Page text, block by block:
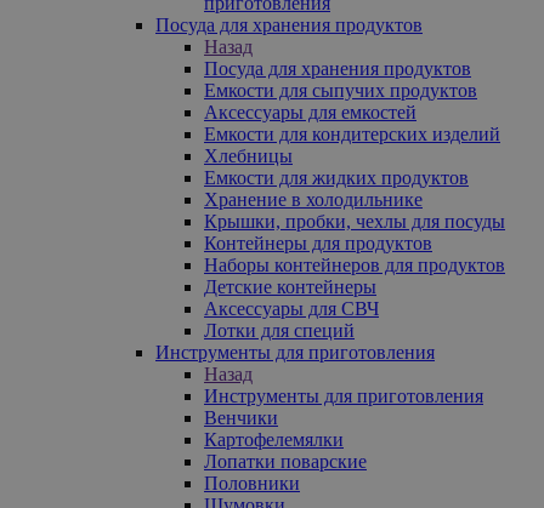
Посуда для хранения продуктов
Назад
Посуда для хранения продуктов
Емкости для сыпучих продуктов
Аксессуары для емкостей
Емкости для кондитерских изделий
Хлебницы
Емкости для жидких продуктов
Хранение в холодильнике
Крышки, пробки, чехлы для посуды
Контейнеры для продуктов
Наборы контейнеров для продуктов
Детские контейнеры
Аксессуары для СВЧ
Лотки для специй
Инструменты для приготовления
Назад
Инструменты для приготовления
Венчики
Картофелемялки
Лопатки поварские
Половники